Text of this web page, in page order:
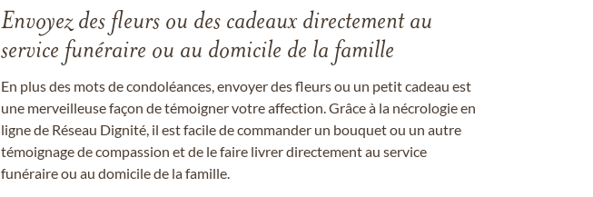
Envoyez des fleurs ou des cadeaux directement au
service funéraire ou au domicile de la famille
En plus des mots de condoléances, envoyer des fleurs ou un petit cadeau est
une merveilleuse façon de témoigner votre affection. Grâce à la nécrologie en
ligne de Réseau Dignité, il est facile de commander un bouquet ou un autre
témoignage de compassion et de le faire livrer directement au service
funéraire ou au domicile de la famille.